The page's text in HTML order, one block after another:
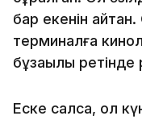
бар екенін
терминалға
бұзақылық
Еске салсақ, ол